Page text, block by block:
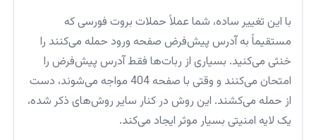
با این تغییر ساده، شما عملاً حملات بروت فورسی که
مستقیماً به آدرس پیش‌فرض صفحه ورود حمله می‌کنند را
خنثی می‌کنید. بسیاری از ربات‌ها فقط آدرس پیش‌فرض را
امتحان می‌کنند و وقتی با صفحه 404 مواجه می‌شوند، دست
از حمله می‌کشند. این روش در کنار سایر روش‌های ذکر شده،
یک لایه امنیتی بسیار موثر ایجاد می‌کند.